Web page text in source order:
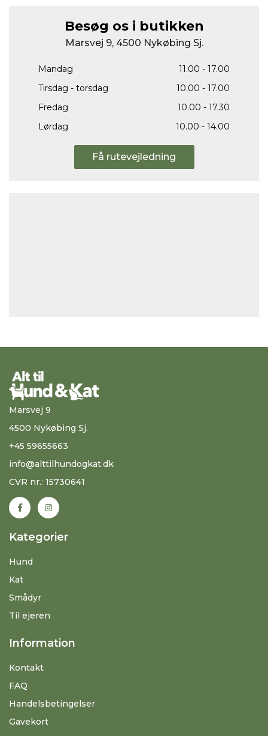
Besøg os i butikken
Marsvej 9, 4500 Nykøbing Sj.
Mandag
11.00 - 17.00
Tirsdag - torsdag
10.00 - 17.00
Fredag
10.00 - 17.30
Lørdag
10.00 - 14.00
Få rutevejledning
Marsvej 9
4500 Nykøbing Sj.
+45 59655663
info@alttilhundogkat.dk
CVR nr.: 15730641
Kategorier
Hund
Kat
Smådyr
Til ejeren
Information
Kontakt
FAQ
Handelsbetingelser
Gavekort